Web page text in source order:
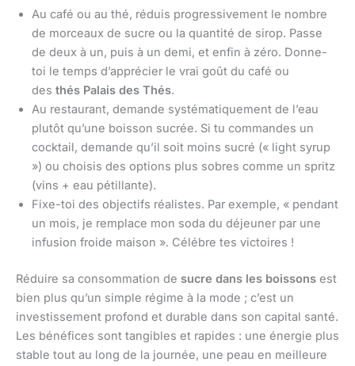
Au café ou au thé, réduis progressivement le nombre
de morceaux de sucre ou la quantité de sirop. Passe
de deux à un, puis à un demi, et enfin à zéro. Donne-
toi le temps d’apprécier le vrai goût du café ou
des thés Palais des Thés.
Au restaurant, demande systématiquement de l’eau
plutôt qu’une boisson sucrée. Si tu commandes un
cocktail, demande qu’il soit moins sucré (« light syrup
») ou choisis des options plus sobres comme un spritz
(vins + eau pétillante).
Fixe-toi des objectifs réalistes. Par exemple, « pendant
un mois, je remplace mon soda du déjeuner par une
infusion froide maison ». Célébre tes victoires !
Réduire sa consommation de sucre dans les boissons est
bien plus qu’un simple régime à la mode ; c’est un
investissement profond et durable dans son capital santé.
Les bénéfices sont tangibles et rapides : une énergie plus
stable tout au long de la journée, une peau en meilleure